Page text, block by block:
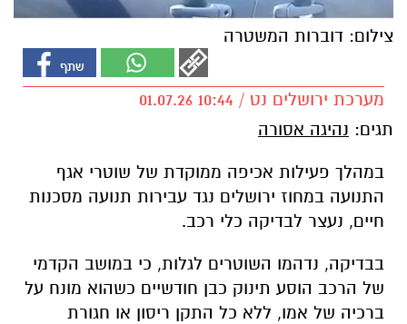
צילום: דוברות המשטרה
מערכת ירושלים נט / 10:44 01.07.26
תגים: נהיגה אסורה
במהלך פעילות אכיפה ממוקדת של שוטרי אגף
התנועה במחוז ירושלים נגד עבירות תנועה מסכנות
חיים, נעצר לבדיקה כלי רכב.
בבדיקה, נדהמו השוטרים לגלות, כי במושב הקדמי
של הרכב הוסע תינוק כבן חודשיים כשהוא מונח על
ברכיה של אמו, ללא כל התקן ריסון או חגורת